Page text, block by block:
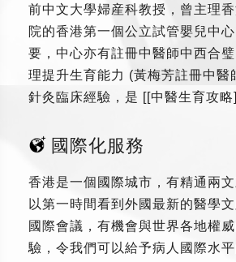
前中文大學婦産科教授，曾主理
院的香港第一個公立試管嬰兒中
要，中心亦有註冊中醫師中西合
理提升生育能力 (黃梅芳註冊中醫
針灸臨床經驗，是 [[中醫生育攻略
國際化服務
香港是一個國際城市，有精通兩
以第一時間看到外國最新的醫學
國際會議，有機會與世界各地權
驗，令我們可以給予病人國際水平